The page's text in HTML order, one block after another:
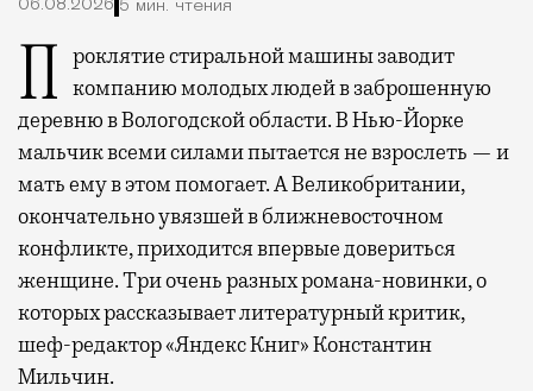
06.08.2026 5 мин. чтения
Проклятие стиральной машины заводит компанию молодых людей в заброшенную
деревню в Вологодской области. В Нью-Йорке
мальчик всеми силами пытается не взрослеть — и
мать ему в этом помогает. А Великобритании,
окончательно увязшей в ближневосточном
конфликте, приходится впервые довериться
женщине. Три очень разных романа-новинки, о
которых рассказывает литературный критик,
шеф-редактор «Яндекс Книг» Константин
Мильчин.